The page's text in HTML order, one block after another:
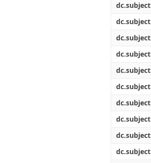
dc.subject
dc.subject
dc.subject
dc.subject
dc.subject
dc.subject
dc.subject
dc.subject
dc.subject
dc.subject